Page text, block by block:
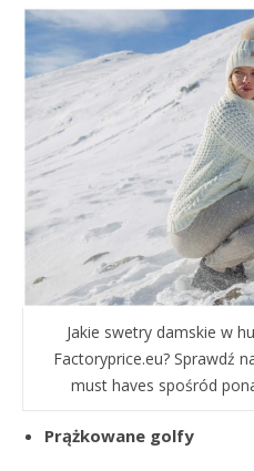
Jakie swetry damskie w
Factoryprice.eu? Sprawdź
must haves spośród
Prążkowane golfy